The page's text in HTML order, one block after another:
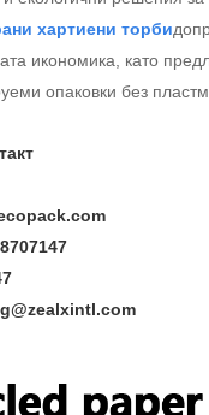
хартиени торби
икономика, като
опаковки без